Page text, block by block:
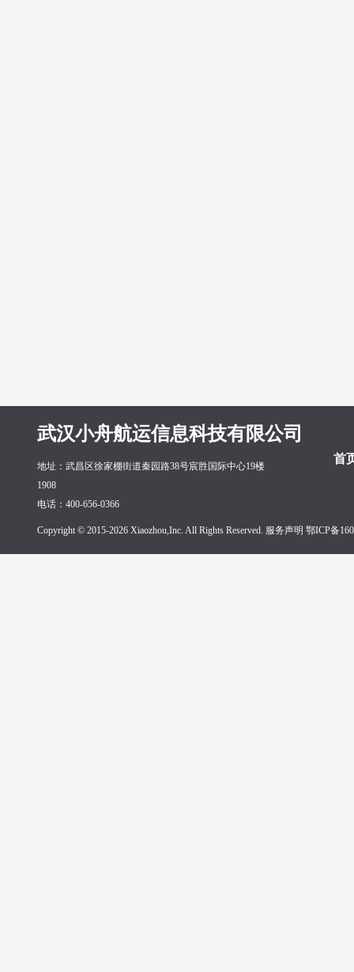
武汉小舟航运信息科技有限公司
首
地址：武昌区徐家棚街道秦园路38号宸胜国际中心19楼
1908
电话：400-656-0366
Copyright © 2015-2026 Xiaozhou,Inc. All Rights Reserved. 服务声明 鄂ICP备